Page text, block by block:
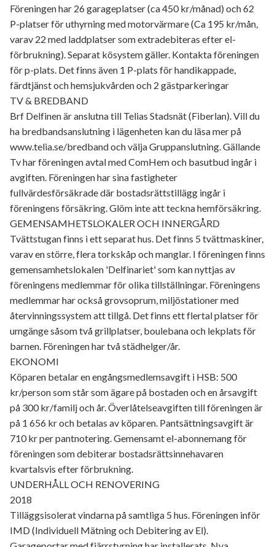
Föreningen har 26 garageplatser (ca 450 kr/månad) och 62
P-platser för uthyrning med motorvärmare (Ca 195 kr/mån,
varav 22 med laddplatser som extradebiteras efter el-
förbrukning). Separat kösystem gäller. Kontakta föreningen
för p-plats. Det finns även 1 P-plats för handikappade,
färdtjänst och hemsjukvården och 2 gästparkeringar
TV & BREDBAND
Brf Delfinen är anslutna till Telias Stadsnät (Fiberlan). Vill du
ha bredbandsanslutning i lägenheten kan du läsa mer på
www.telia.se/bredband och välja Gruppanslutning. Gällande
Tv har föreningen avtal med ComHem och basutbud ingår i
avgiften. Föreningen har sina fastigheter
fullvärdesförsäkrade där bostadsrättstillägg ingår i
föreningens försäkring. Glöm inte att teckna hemförsäkring.
GEMENSAMHETSLOKALER OCH INNERGÅRD
Tvättstugan finns i ett separat hus. Det finns 5 tvättmaskiner,
varav en större, flera torkskåp och manglar. I föreningen finns
gemensamhetslokalen 'Delfinariet' som kan nyttjas av
föreningens medlemmar för olika tillställningar. Föreningens
medlemmar har också grovsoprum, miljöstationer med
återvinningssystem att tillgå. Det finns ett flertal platser för
umgänge såsom två grillplatser, boulebana och lekplats för
barnen. Föreningen har två städhelger/år.
EKONOMI
Köparen betalar en engångsmedlemsavgift i HSB: 500
kr/person som står som ägare på bostaden och en årsavgift
på 300 kr/familj och år. Överlåtelseavgiften till föreningen är
på 1 656 kr och betalas av köparen. Pantsättningsavgift är
710 kr per pantnotering. Gemensamt el-abonnemang för
föreningen som debiterar bostadsrättsinnehavaren
kvartalsvis efter förbrukning.
UNDERHÅLL OCH RENOVERING
2018
Tilläggsisolerat vindarna på samtliga 5 hus. Föreningen inför
IMD (Individuell Mätning och Debitering av El).